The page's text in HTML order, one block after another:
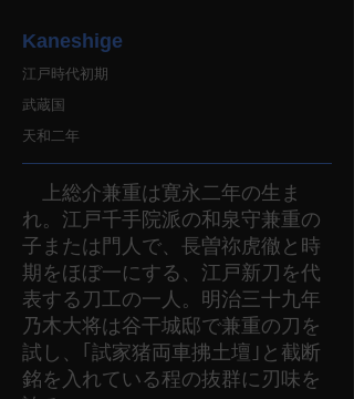
Kaneshige
江戸時代初期
武蔵国
天和二年
上総介兼重は寛永二年の生ま
れ。江戸千手院派の和泉守兼重の
子または門人で、長曽祢虎徹と時
期をほぼ一にする、江戸新刀を代
表する刀工の一人。明治三十九年
乃木大将は谷干城邸で兼重の刀を
試し、｢試家猪両車拂土壇｣と截断
銘を入れている程の抜群に刃味を